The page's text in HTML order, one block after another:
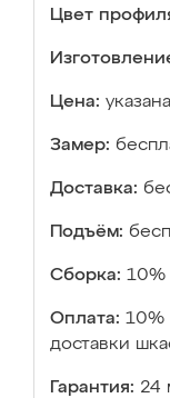
Цвет
Цена:
Замер:
Доставка:
Подъём:
Сборка: 10%
Оплата: 10%
доставки
Гарантия: 24